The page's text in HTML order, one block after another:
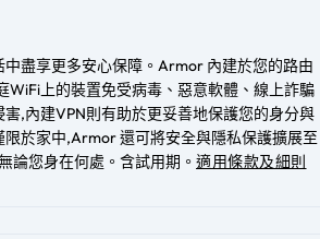
盡享更多安心保障。Armor 內建於您的路由
WiFi上的裝置免受病毒、惡意軟體、線上詐騙
,內建VPN則有助於更妥善地保護您的身分與
於家中,Armor 還可將安全與隱私保護擴展至
論您身在何處。含試用期。 適用條款及細則